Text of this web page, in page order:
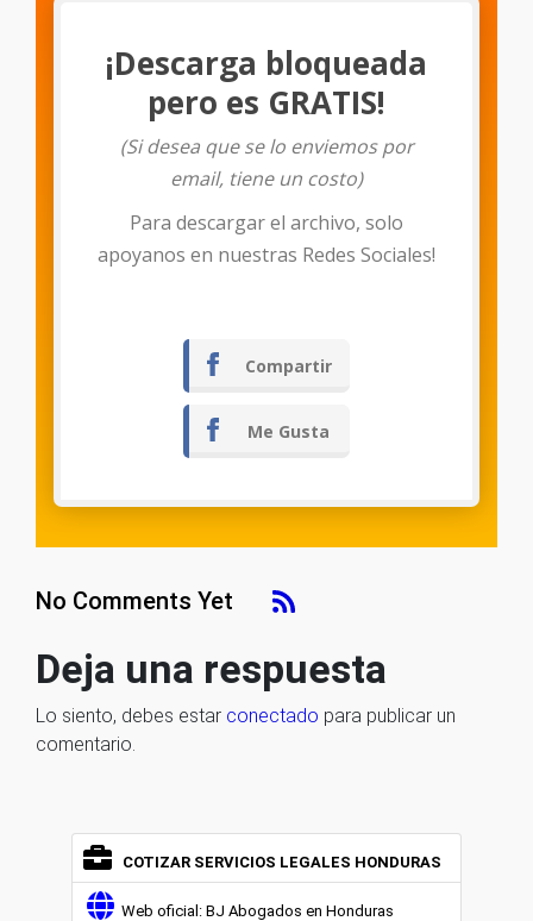
Descargar
¡Descarga bloqueada
pero es GRATIS!
(Si desea que se lo enviemos por
email, tiene un costo)
Para descargar el archivo, solo
apoyanos en nuestras Redes Sociales!
Compartir
Me Gusta
No Comments Yet
Deja una respuesta
Lo siento, debes estar conectado para publicar un
comentario.
COTIZAR SERVICIOS LEGALES HONDURAS
Web oficial: BJ Abogados en Honduras